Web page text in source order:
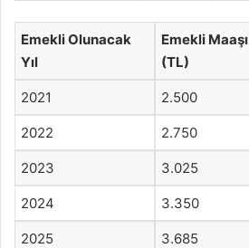
Emekli Olunacak
Yıl
Emekli Maaşı
(TL)
2021 2.500
2022 2.750
2023 3.025
2024 3.350
2025 3.685